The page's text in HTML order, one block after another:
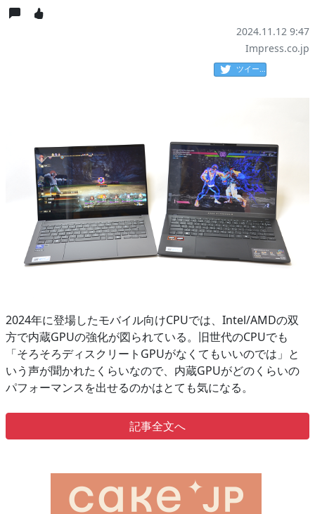
2024.11.12 9:47
Impress.co.jp
ツイート
2024年に登場したモバイル向けCPUでは、Intel/AMDの双
方で内蔵GPUの強化が図られている。旧世代のCPUでも
「そろそろディスクリートGPUがなくてもいいのでは」と
いう声が聞かれたくらいなので、内蔵GPUがどのくらいの
パフォーマンスを出せるのかはとても気になる。
記事全文へ